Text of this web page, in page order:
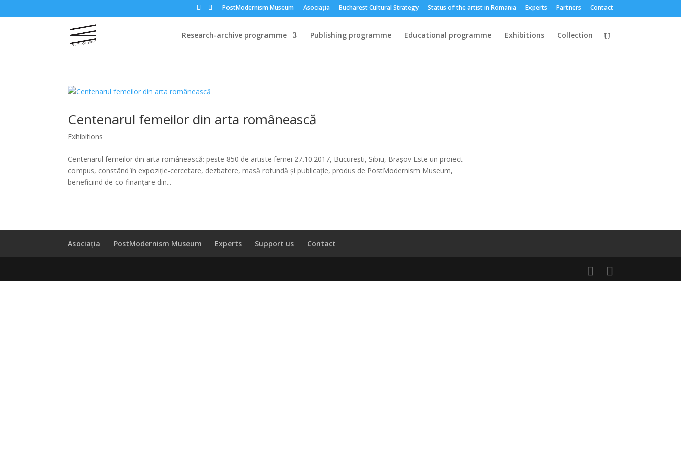
PostModernism Museum Asociația Bucharest Cultural Strategy Status of the artist in Romania Experts Partners Contact
Research-archive programme Publishing programme Educational programme Exhibitions Collection
Centenarul femeilor din arta românească
Exhibitions
Centenarul femeilor din arta românească: peste 850 de artiste femei 27.10.2017, București, Sibiu, Brașov Este un proiect
compus, constând în expoziție-cercetare, dezbatere, masă rotundă și publicație, produs de PostModernism Museum,
beneficiind de co-finanțare din...
Asociația PostModernism Museum Experts Support us Contact